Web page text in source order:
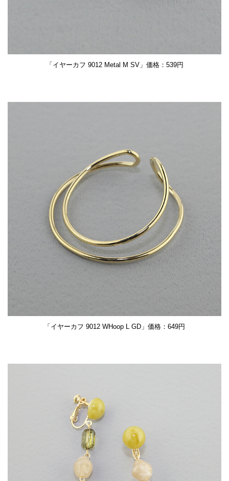
「イヤーカフ 9012 Metal M SV」価格：539円
「イヤーカフ 9012 WHoop L GD」価格：649円